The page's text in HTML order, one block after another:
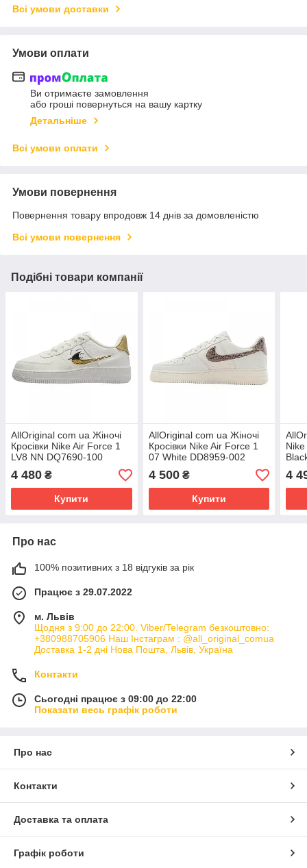
Всі умови доставки
Умови оплати
Ви отримаєте замовлення
або гроші повернуться на вашу картку
Детальніше
Всі умови оплати
Умови повернення
Повернення товару впродовж 14 днів за домовленістю
Всі умови повернення
Подібні товари компанії
AllOriginal com ua Жіночі
Кросівки Nike Air Force 1
LV8 NN DQ7690-100
(Оригінал) РОЗМІРИ
ЗАПИТУЙТЕ
4 480 ₴
Купити
AllOriginal com ua Жіночі
Кросівки Nike Air Force 1
07 White DD8959-002
(Оригінал) РОЗМІРИ
ЗАПИТУЙТЕ
4 500₴
Купити
4
Про нас
100% позитивних з 18 відгуків за рік
Працює з 29.07.2022
м. Львів
Щодня з 9:00 до 22:00. Viber/Telegram безкоштовно:
+380988705906 Наш Інстаграм : @all_original_comua
Доставка 1-2 дні Нова Пошта, Львів, Україна
Контакти
Сьогодні працює з 09:00 до 22:00
Показати весь графік роботи
Про нас
Контакти
Доставка та оплата
Графік роботи